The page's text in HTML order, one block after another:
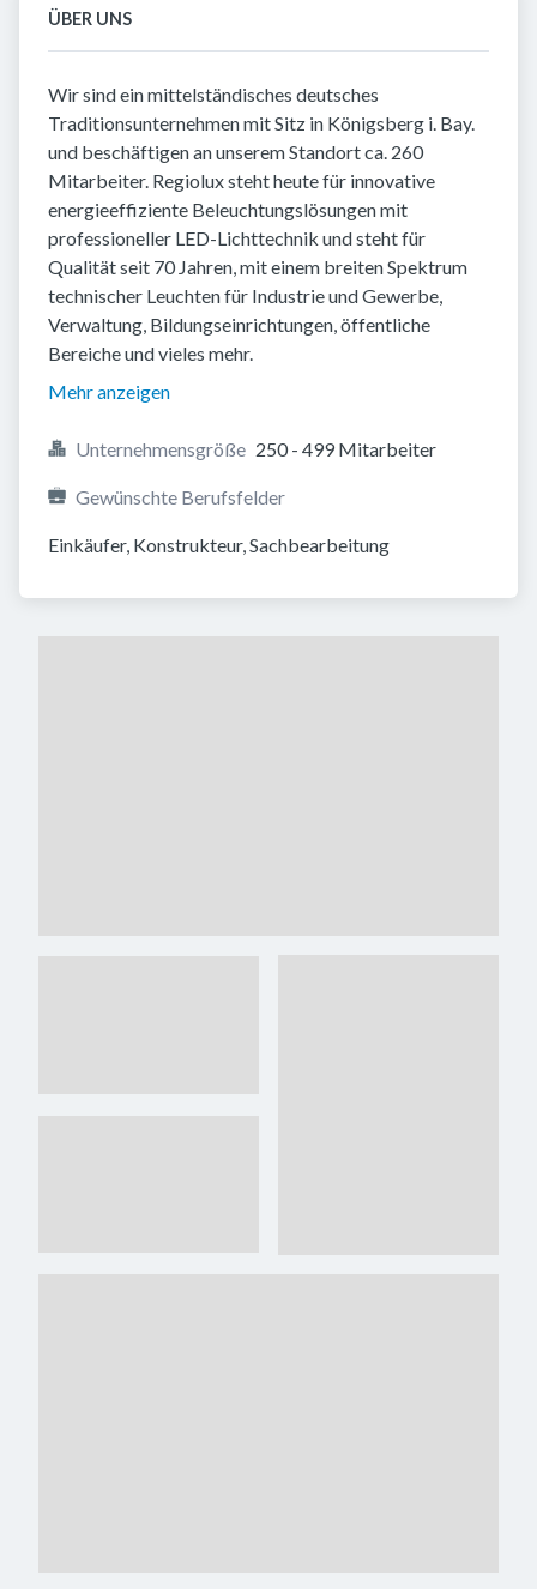
ÜBER UNS
Wir sind ein mittelständisches deutsches
Traditionsunternehmen mit Sitz in Königsberg i. Bay.
und beschäftigen an unserem Standort ca. 260
Mitarbeiter. Regiolux steht heute für innovative
energieeffiziente Beleuchtungslösungen mit
professioneller LED-Lichttechnik und steht für
Qualität seit 70 Jahren, mit einem breiten Spektrum
technischer Leuchten für Industrie und Gewerbe,
Verwaltung, Bildungseinrichtungen, öffentliche
Bereiche und vieles mehr.
Mehr anzeigen
Unternehmensgröße 250 - 499 Mitarbeiter
Gewünschte Berufsfelder
Einkäufer, Konstrukteur, Sachbearbeitung